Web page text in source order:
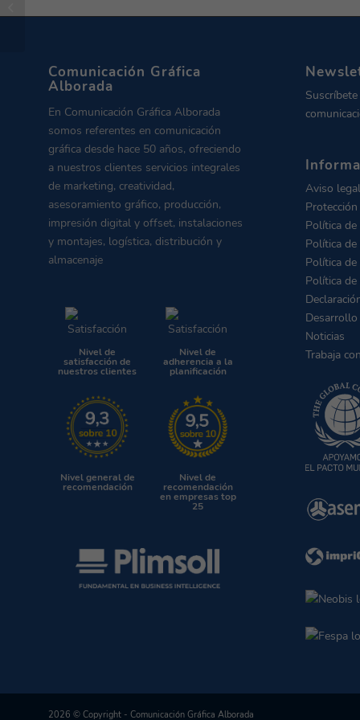
Comunicación Gráfica
Alborada
En Comunicación Gráfica Alborada
somos referentes en comunicación
gráfica desde hace 50 años, ofreciendo
a nuestros clientes servicios integrales
de marketing, creatividad,
asesoramiento gráfico, producción,
impresión digital y offset, instalaciones
y montajes, logística, distribución y
almacenaje
Nivel de
satisfacción de
nuestros clientes
Nivel de
adherencia a la
planificación
Nivel general de
recomendación
Nivel de
recomendación
en empresas top
25
Aviso legal
Política de
Política de
Política de
Política
Noticias
Trabaja
2026 © Copyright - Comunicación Gráfica Alborada
precio